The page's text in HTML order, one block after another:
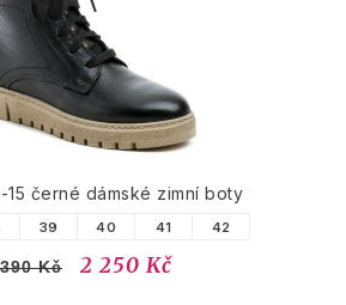
15 černé dámské zimní boty
39 40 41 42
Kč 2 250 Kč